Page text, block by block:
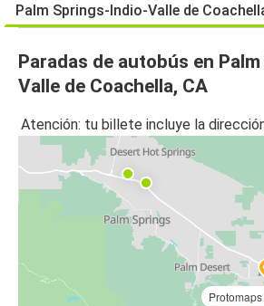
Palm Springs-Indio-Valle de
Paradas de autobús en
Valle de Coachella, CA
Atención: tu billete incluye la
Protomaps